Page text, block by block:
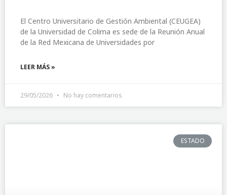
El Centro Universitario de Gestión Ambiental (CEUGEA)
de la Universidad de Colima es sede de la Reunión Anual
de la Red Mexicana de Universidades por
LEER MÁS »
29/05/2026 No hay comentarios
ESTADO